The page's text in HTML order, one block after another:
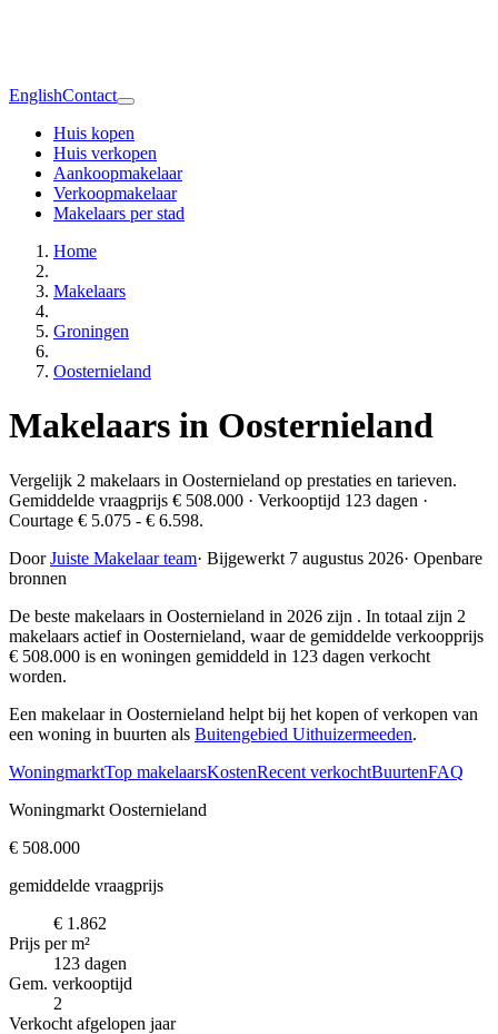
EnglishContact
Huis kopen
Huis verkopen
Aankoopmakelaar
Verkoopmakelaar
Makelaars per stad
Home
Makelaars
Groningen
Oosternieland
Makelaars in Oosternieland
Vergelijk 2 makelaars in Oosternieland op prestaties en tarieven.
Gemiddelde vraagprijs € 508.000 · Verkooptijd 123 dagen ·
Courtage € 5.075 - € 6.598.
DoorJuiste Makelaar team· Bijgewerkt 7 augustus 2026· Openbare
bronnen
De beste makelaars in Oosternieland in 2026 zijn . In totaal zijn 2
makelaars actief in Oosternieland, waar de gemiddelde verkoopprijs
€ 508.000 is en woningen gemiddeld in 123 dagen verkocht
worden.
Een makelaar in Oosternieland helpt bij het kopen of verkopen van
een woning in buurten als Buitengebied Uithuizermeeden.
WoningmarktTop makelaarsKostenRecent verkochtBuurtenFAQ
Woningmarkt Oosternieland
€ 508.000
gemiddelde vraagprijs
€ 1.862
Prijs per m²
123 dagen
Gem. verkooptijd
2
Verkocht afgelopen jaar